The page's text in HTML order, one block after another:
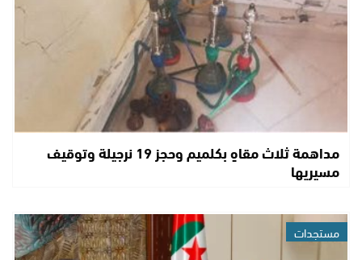
مداهمة ثلاث مقاهٍ بكلميم وحجز 19 نرجيلة وتوقيف
مسيريها
مستجدات